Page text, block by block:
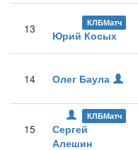
13 КЛБМатч
Юрий Косых
14 Олег Баула
15
КЛБМатч
Сергей
Алешин